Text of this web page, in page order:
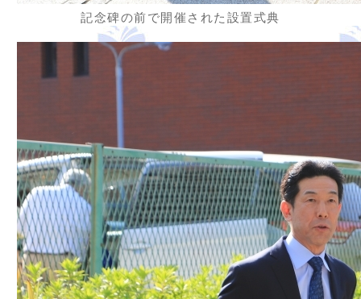
記念碑の前で開催された設置式典